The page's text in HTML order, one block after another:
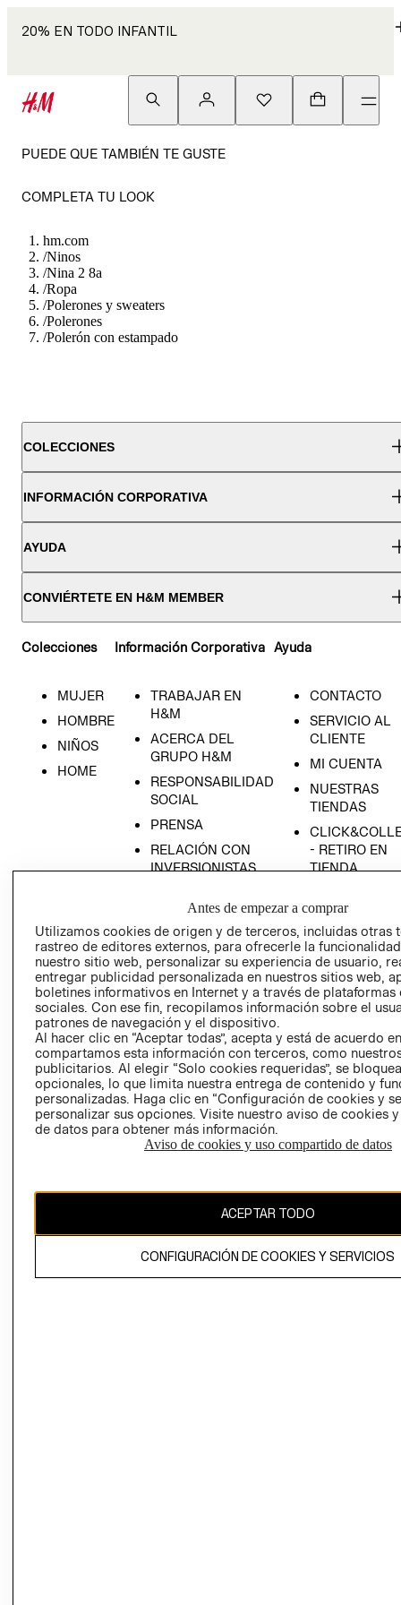
20% EN TODO INFANTIL
PUEDE QUE TAMBIÉN TE GUSTE
COMPLETA TU LOOK
hm.com
/Ninos
/Nina 2 8a
/Ropa
/Polerones y sweaters
/Polerones
/Polerón con estampado
COLECCIONES
INFORMACIÓN CORPORATIVA
AYUDA
CONVIÉRTETE EN H&M MEMBER
Colecciones
MUJER
HOMBRE
NIÑOS
HOME
Información Corporativa
TRABAJAR EN
H&M
ACERCA DEL
GRUPO H&M
RESPONSABILIDAD
SOCIAL
PRENSA
RELACIÓN CON
INVERSIONISTAS
EMPRESARIAL
Ayuda
CONTACTO
SERVICIO AL
CLIENTE
MI CUENTA
NUESTRAS
TIENDAS
- RETIRO EN
TIENDA
CONDICIONES
AVISO DE
PRIVACIDAD
GIFT CARD
AVISO DE
El contenido de esta página web está protegido por copyright y es
Antes de empezar a comprar
Utilizamos cookies de origen y de terceros, incluidas otras
rastreo de editores externos, para ofrecerle la
nuestro sitio web, personalizar su experiencia de usuario,
entregar publicidad personalizada en nuestros sitios web,
boletines informativos en Internet y a través de plataformas
sociales. Con ese fin, recopilamos información sobre el
patrones de navegación y el dispositivo.
Al hacer clic en “Aceptar todas”, acepta y está de acuerdo
compartamos esta información con terceros, como
publicitarios. Al elegir “Solo cookies requeridas”, se
opcionales, lo que limita nuestra entrega de contenido y
personalizadas. Haga clic en “Configuración de cookies y
personalizar sus opciones. Visite nuestro aviso de cookies
de datos para obtener más información.
Aviso de cookies y uso compartido de datos
ACEPTAR TODO
CONFIGURACIÓN DE COOKIES Y SERVICIOS